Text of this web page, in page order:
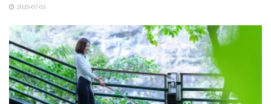
2026-07-03